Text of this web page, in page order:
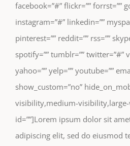
facebook=”#” flickr=”” forrst=””
instagram=”#” linkedin=””
pinterest=”” reddit=”” rss=””
spotify=”” tumblr=”” twitter=”#”
yahoo=”” yelp=”” youtube=””
show_custom=”no”
visibility,medium-visibility,large-
id=””]Lorem ipsum dolor sit
adipiscing elit, sed do eiusmod